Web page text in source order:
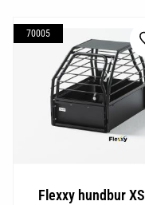
Flexxy hundbur XS
70005